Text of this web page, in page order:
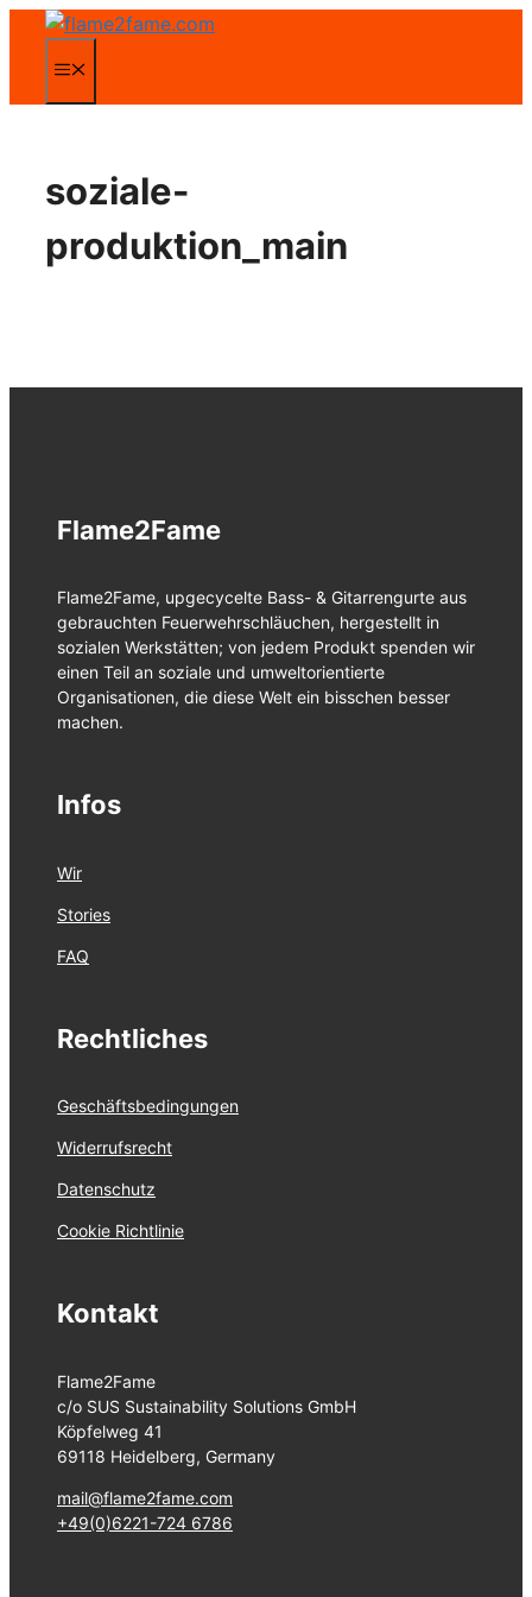
Zum
springenMenü
soziale-
produktion_main
Flame2Fame
Flame2Fame, upgecycelte Bass- & Gitarrengurte aus
gebrauchten Feuerwehrschläuchen, hergestellt in
sozialen Werkstätten; von jedem Produkt spenden wir
einen Teil an soziale und umweltorientierte
Organisationen, die diese Welt ein bisschen besser
machen.
Infos
Wir
Stories
FAQ
Rechtliches
Geschäftsbedingungen
Widerrufsrecht
Datenschutz
Cookie Richtlinie
Kontakt
Flame2Fame
c/o SUS Sustainability Solutions GmbH
Köpfelweg 41
69118 Heidelberg, Germany
mail@flame2fame.com
+49(0)6221-724 6786